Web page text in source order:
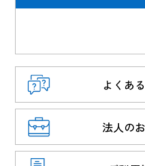
よくあ
法人の